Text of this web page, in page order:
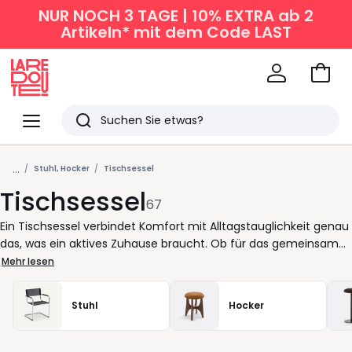
NUR NOCH 3 TAGE | 10% EXTRA ab 2
Artikeln* mit dem Code LAST
Menü
Redoute
Suchen
Zuletzt
angesehen
Artikel
Zum
... Stuhl, Hocker Tischsessel
Tischsessel67
Ein Tischsessel verbindet Komfort mit Alltagstauglichkeit genau
das, was ein aktives Zuhause braucht. Ob für das gemeinsame
Abendessen, für konzentriertes Arbeiten am Esstisch oder einen
langen Spieleabend mit Freunden: Hier sitzt man gerne und
länger. Modelle mit Armlehnen bieten zusätzliche
Unterstützung, ohne auf Leichtigkeit zu verzichten. Besonders
beliebt: gepolsterte Tischsessel aus Stoff oder samt angenehm
Mehr lesen
Stuhl Hocker